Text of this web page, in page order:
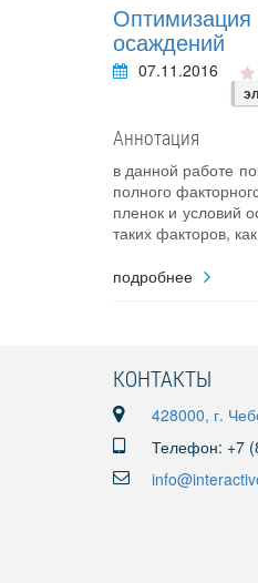
осаждений
07.11.2016
Аннотация
в данной работе
полного
пленок и условий
таких факторов,
подробнее
КОНТАКТЫ
428000, г.
Телефон: +7